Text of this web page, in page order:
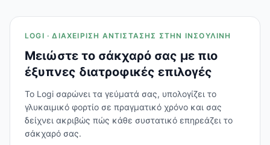
LOGI · ΔΙΑΧΕΊΡΙΣΗ ΑΝΤΊΣΤΑΣΗΣ ΣΤΗΝ ΙΝΣΟΥΛΊΝΗ
Μειώστε το σάκχαρό σας με πιο
έξυπνες διατροφικές επιλογές
Το Logi σαρώνει τα γεύματά σας, υπολογίζει το
γλυκαιμικό φορτίο σε πραγματικό χρόνο και σας
δείχνει ακριβώς πώς κάθε συστατικό επηρεάζει το
σάκχαρό σας.